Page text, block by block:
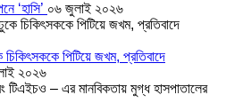
‘হাসি’ ০৬ জুলাই ২০২৬
পিটিয়ে জখম, প্রতিবাদে
২০২৬